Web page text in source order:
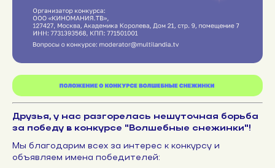
Друзья, у нас разгорелась нешуточная борьба
за победу в конкурсе "Волшебные снежинки"!
Мы благодарим всех за интерес к конкурсу и
объявляем имена победителей: